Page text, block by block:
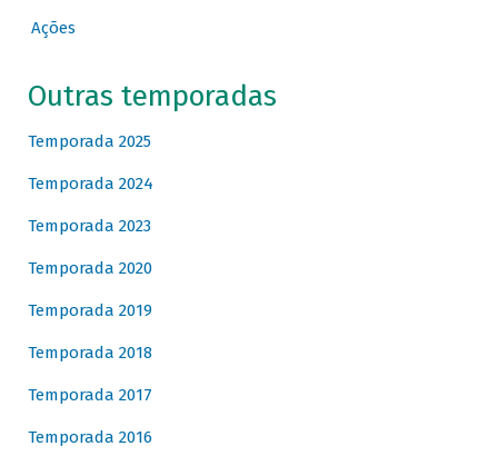
Ações
Outras temporadas
Temporada 2025
Temporada 2024
Temporada 2023
Temporada 2020
Temporada 2019
Temporada 2018
Temporada 2017
Temporada 2016